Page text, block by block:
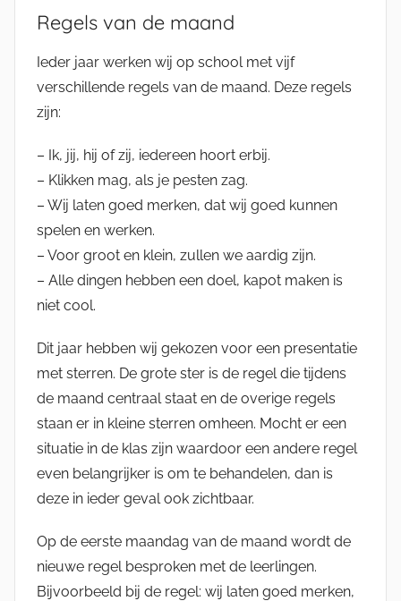
Regels van de maand
Ieder jaar werken wij op school met vijf
verschillende regels van de maand. Deze regels
zijn:
– Ik, jij, hij of zij, iedereen hoort erbij.
– Klikken mag, als je pesten zag.
– Wij laten goed merken, dat wij goed kunnen
spelen en werken.
– Voor groot en klein, zullen we aardig zijn.
– Alle dingen hebben een doel, kapot maken is
niet cool.
Dit jaar hebben wij gekozen voor een presentatie
met sterren. De grote ster is de regel die tijdens
de maand centraal staat en de overige regels
staan er in kleine sterren omheen. Mocht er een
situatie in de klas zijn waardoor een andere regel
even belangrijker is om te behandelen, dan is
deze in ieder geval ook zichtbaar.
Op de eerste maandag van de maand wordt de
nieuwe regel besproken met de leerlingen.
Bijvoorbeeld bij de regel: wij laten goed merken,